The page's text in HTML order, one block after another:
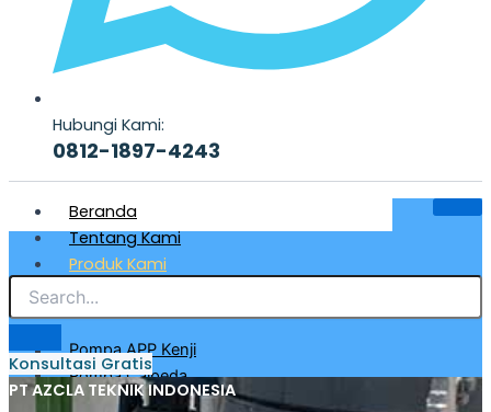
Hubungi Kami:
0812-1897-4243
Beranda
Tentang Kami
Produk Kami
Pompa Air Bersih & Industri
Pompa APP Kenji
Pompa Calpeda
Pompa CRI
Konsultasi Gratis
PT AZCLA TEKNIK INDONESIA